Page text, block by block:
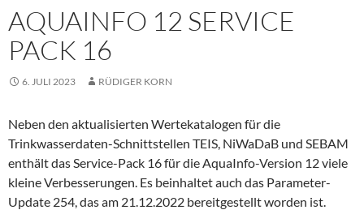
AQUAINFO 12 SERVICE
PACK 16
6. JULI 2023 RÜDIGER KORN
Neben den aktualisierten Wertekatalogen für die
Trinkwasserdaten-Schnittstellen TEIS, NiWaDaB und SEBAM
enthält das Service-Pack 16 für die AquaInfo-Version 12 viele
kleine Verbesserungen. Es beinhaltet auch das Parameter-
Update 254, das am 21.12.2022 bereitgestellt worden ist.